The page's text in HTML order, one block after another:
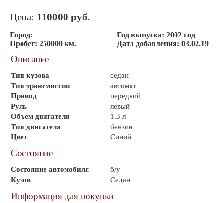
Цена: 110000 руб.
Город: Год выпуска: 2002 год
Пробег: 250000 км. Дата добавления: 03.02.19
Описание
Тип кузова
седан
Тип трансмиссии
автомат
Привод
передний
Руль
левый
Объем двигателя
1.3 л
Тип двигателя
бензин
Цвет
Синий
Состояние
Состояние автомобиля
б/у
Кузов
Седан
Информация для покупки